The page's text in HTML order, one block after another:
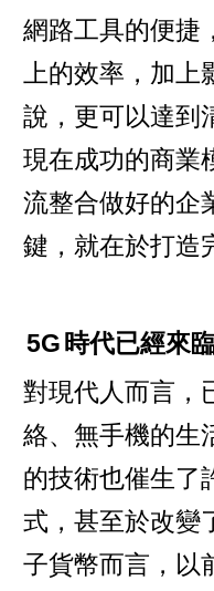
網路工具的便捷
上的效率，加
說，更可以達到
現在成功的商業
流整合做好的企
鍵，就在於打造
5G時代已經來
對現代人而言，
絡、無手機的生
的技術也催生了
式，甚至於改變
子貨幣而言，以